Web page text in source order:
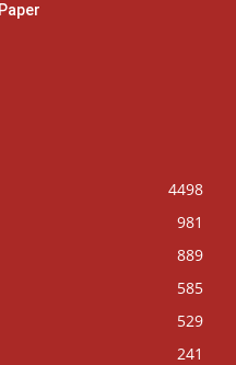
4498
981
889
585
529
241